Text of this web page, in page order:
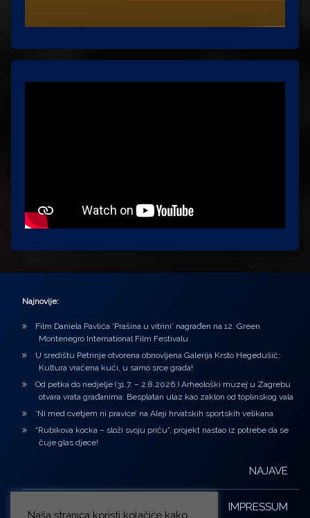
Najnovije:
Film Daniela Pavlića ‘Prašina u vitrini’ nagrađen na 12. Green
Montenegro International Film Festivalu
U središtu Petrinje otvorena obnovljena Galerija Krsto Hegedušić:
Kultura vraćena kući, u samo srce grada!
Od petka do nedjelje (31.7. – 2.8.2026.) Arheološki muzej u Zagrebu
otvara vrata građanima: Besplatan ulaz kao zaklon od toplinskog vala
‘Ni med cvetjem ni pravice’ na Aleji hrvatskih sportskih velikana
“Rubikova kocka – složi svoju priču”, projekt nastao iz potrebe da se
čuje glas djece!
NAJAVE
IMPRESSUM
Naša stranica koristi kolačiće kako